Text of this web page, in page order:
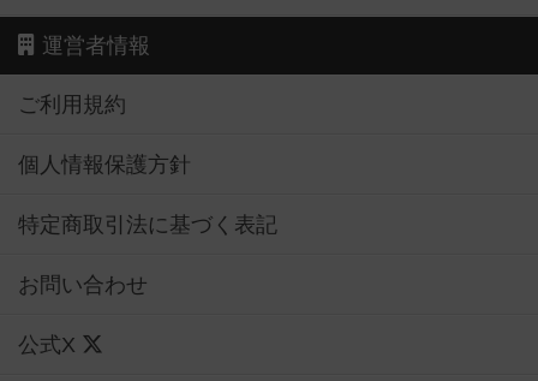
運営者情報
ご利用規約
個人情報保護方針
特定商取引法に基づく表記
お問い合わせ
公式X